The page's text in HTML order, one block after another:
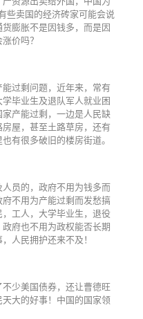
些卖国的经济砖家可能会说
膨胀不是因钱多，而是因
价吗？
过剩问题，近年来，常有
毕业生及退队军人就业困
产能过剩，一边是人民缺
屋，甚至土路草房，还有
有很多破旧的楼房街道。
员的，政府不用为钱多而
不用为产能过剩而发愁搞
工人，大学毕业生，退役
府也不用为政权能否长期
人民拥护还来不及！
少美国债券，还让曹德旺
大的好事！中国的国家领